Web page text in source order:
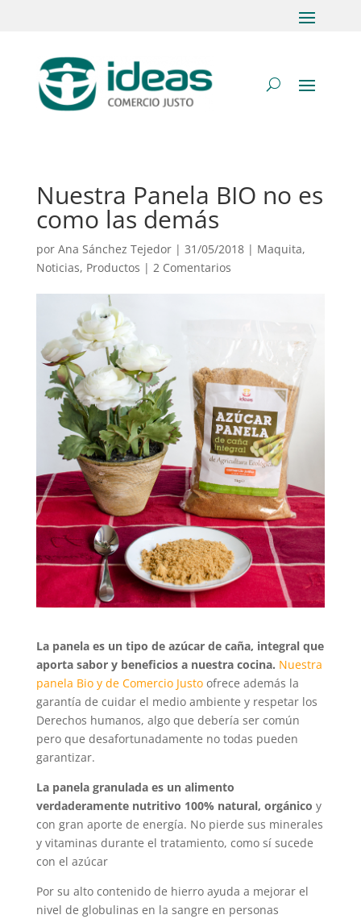
Nuestra Panela BIO no es
como las demás
por Ana Sánchez Tejedor| 31/05/2018 | Maquita,
Noticias, Productos | 2 Comentarios
La panela es un tipo de azúcar de caña, integral que
aporta sabor y beneficios a nuestra cocina. Nuestra
panela Bio y de Comercio Justoofrece además la
garantía de cuidar el medio ambiente y respetar los
Derechos humanos, algo que debería ser común
pero que desafortunadamente no todas pueden
garantizar.
La panela granulada es un alimento
verdaderamente nutritivo 100% natural, orgánico y
con gran aporte de energía. No pierde sus minerales
y vitaminas durante el tratamiento, como sí sucede
con el azúcar
Por su alto contenido de hierro ayuda a mejorar el
nivel de globulinas en la sangre en personas